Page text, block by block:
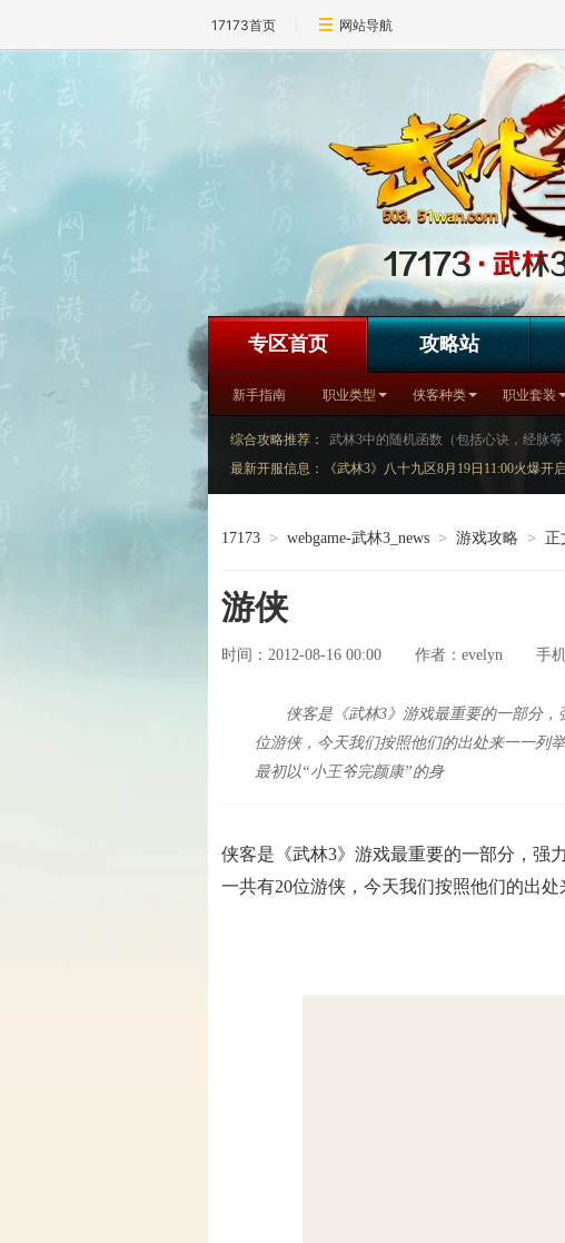
17173首页 网站导航
专区首页 攻略站
新手指南 职业类型 侠客种类 职业套装
综合攻略推荐： 武林3中的随机函数（包括心诀，经脉等
最新开服信息：《武林3》八十九区8月19日11:00火爆开启
17173 > webgame-武林3_news > 游戏攻略 > 正
游侠
时间：2012-08-16 00:00 作者： evelyn 手
侠客是《武林3》游戏最重要的一部分
位游侠，今天我们按照他们的出处来一一列
最初以“小王爷完颜康”的身
侠客是《武林3》游戏最重要的一部分，强
一共有20位游侠，今天我们按照他们的出处